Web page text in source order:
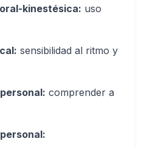
kinestésica: uso
sensibilidad al ritmo y
comprender a